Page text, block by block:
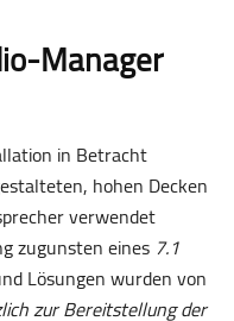
Manager
in Betracht
hohen Decken
verwendet
zugunsten eines7.1
Lösungen wurden von
zur Bereitstellung der